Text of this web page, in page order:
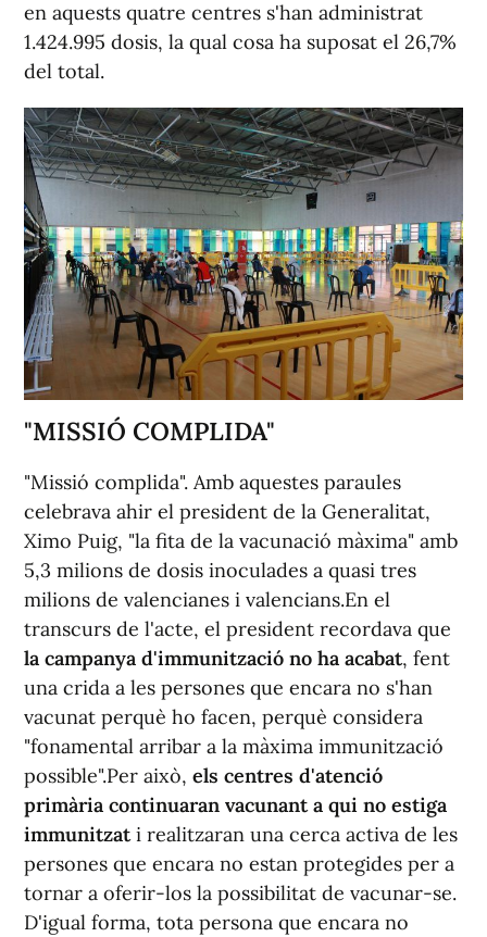
en aquests quatre centres s'han administrat
1.424.995 dosis, la qual cosa ha suposat el 26,7%
del total.
"MISSIÓ COMPLIDA"
"Missió complida". Amb aquestes paraules
celebrava ahir el president de la Generalitat,
Ximo Puig, "la fita de la vacunació màxima" amb
5,3 milions de dosis inoculades a quasi tres
milions de valencianes i valencians.En el
transcurs de l'acte, el president recordava que
la campanya d'immunització no ha acabat, fent
una crida a les persones que encara no s'han
vacunat perquè ho facen, perquè considera
"fonamental arribar a la màxima immunització
possible".Per això, els centres d'atenció
primària continuaran vacunant a qui no estiga
immunitzati realitzaran una cerca activa de les
persones que encara no estan protegides per a
tornar a oferir-los la possibilitat de vacunar-se.
D'igual forma, tota persona que encara no